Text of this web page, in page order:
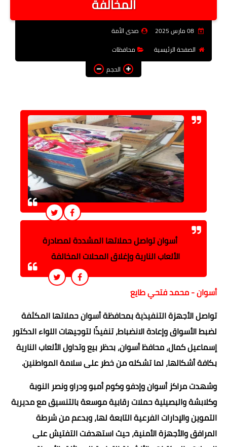
فن وثقافة
توك شو
المزيد
المخالفة
08 مارس 2025
صدى الأمة
الصفحة الرئيسية
محافظات
الحجم
أسوان تواصل حملاتها المشددة لمصادرة
الألعاب النارية وإغلاق المحلات المخالفة
أسوان - محمد فتحي طايع
تواصل الأجهزة التنفيذية بمحافظة أسوان حملاتها المكثفة
لضبط الأسواق وإعادة الانضباط، تنفيذًا لتوجيهات اللواء الدكتور
إسماعيل كمال، محافظ أسوان، بحظر بيع وتداول الألعاب النارية
بكافة أشكالها، لما تشكله من خطر على سلامة المواطنين.
وشهدت مراكز أسوان وإدفو وكوم أمبو ودراو ونصر النوبة
وكلابشة والبصيلية حملات رقابية موسعة بالتنسيق مع مديرية
التموين والإدارات الفرعية التابعة لها، وبدعم من شرطة
المرافق والأجهزة الأمنية، حيث استهدفت التفتيش على